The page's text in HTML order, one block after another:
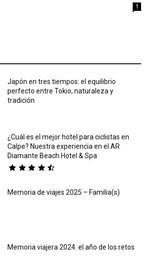
1
Japón en tres tiempos: el equilibrio
perfecto entre Tokio, naturaleza y
tradición
¿Cuál es el mejor hotel para ciclistas en
Calpe? Nuestra experiencia en el AR
Diamante Beach Hotel & Spa
Memoria de viajes 2025 – Familia(s)
Memoria viajera 2024: el año de los retos